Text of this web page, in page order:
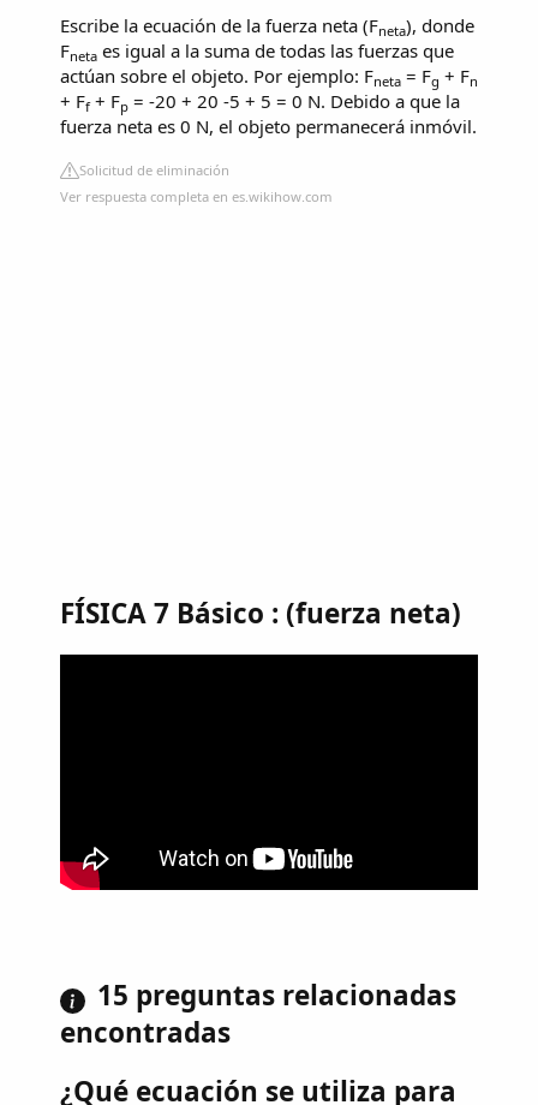
Escribe la ecuación de la fuerza neta (Fneta), donde
Fneta es igual a la suma de todas las fuerzas que
actúan sobre el objeto. Por ejemplo: Fneta = Fg + Fn
+ Ff+ Fp = -20 + 20 -5 + 5 = 0 N. Debido a que la
fuerza neta es 0 N, el objeto permanecerá inmóvil.
Solicitud de eliminación
Ver respuesta completa en es.wikihow.com
FÍSICA 7 Básico : (fuerza neta)
15 preguntas relacionadas
encontradas
¿Qué ecuación se utiliza para